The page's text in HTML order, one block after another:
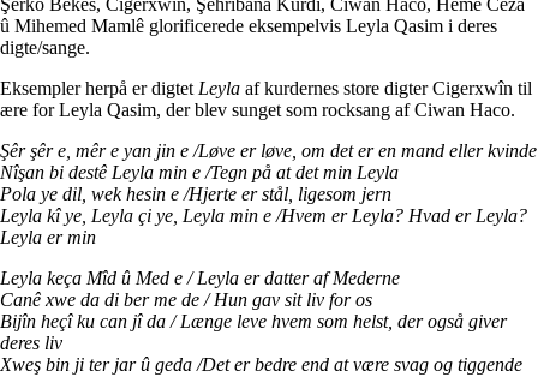
û Mihemed Mamlê glorificerede eksempelvis Leyla Qasim i deres
digte/sange.
Eksempler herpå er digtet Leyla af kurdernes store digter Cigerxwîn til
ære for Leyla Qasim, der blev sunget som rocksang af Ciwan Haco.
Şêr şêr e, mêr e yan jin e /Løve er løve, om det er en mand eller kvinde
Nîşan bi destê Leyla min e /Tegn på at det min Leyla
Pola ye dil, wek hesin e /Hjerte er stål, ligesom jern
Leyla kî ye, Leyla çi ye, Leyla min e /Hvem er Leyla? Hvad er Leyla?
Leyla er min
Leyla keça Mîd û Med e / Leyla er datter af Mederne
Canê xwe da di ber me de / Hun gav sit liv for os
Bijîn heçî ku can jî da / Længe leve hvem som helst, der også giver
deres liv
Xweş bin ji ter jar û geda /Det er bedre end at være svag og tiggende